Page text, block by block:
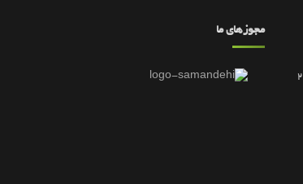
تهران، خیابان گاندی جنوبی، کوچه 5، پلاک 5، واحد 2
مجوزهای ما